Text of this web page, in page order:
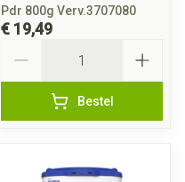
Pdr 800g Verv.3707080
€ 19,49
Bestel